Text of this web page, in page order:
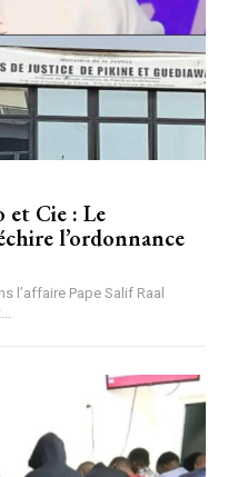
et Cie : Le
l’ordonnance
l’affaire Pape Salif Raal